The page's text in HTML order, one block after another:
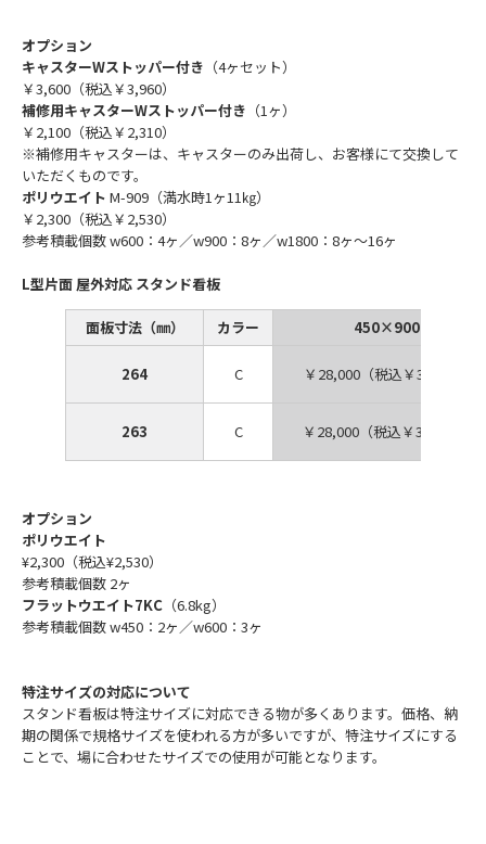
オプション
キャスターWストッパー付き （4ヶセット）
￥3,600（税込￥3,960）
補修用キャスターWストッパー付き （1ヶ）
￥2,100（税込￥2,310）
※補修用キャスターは、キャスターのみ出荷し、お客様にて交換して
いただくものです。
ポリウエイト M-909（満水時1ヶ11㎏）
￥2,300（税込￥2,530）
参考積載個数 w600：4ヶ／w900：8ヶ／w1800：8ヶ～16ヶ
L型片面 屋外対応 スタンド看板
面板寸法（㎜） カラー 450×900
264 C ￥28,000（税込￥30,800）
263 C ￥28,000（税込￥30,800）
オプション
ポリウエイト
¥2,300（税込¥2,530）
参考積載個数 2ヶ
フラットウエイト7KC （6.8kg）
参考積載個数 w450：2ヶ／w600：3ヶ
特注サイズの対応について
スタンド看板は特注サイズに対応できる物が多くあります。価格、納
期の関係で規格サイズを使われる方が多いですが、特注サイズにする
ことで、場に合わせたサイズでの使用が可能となります。